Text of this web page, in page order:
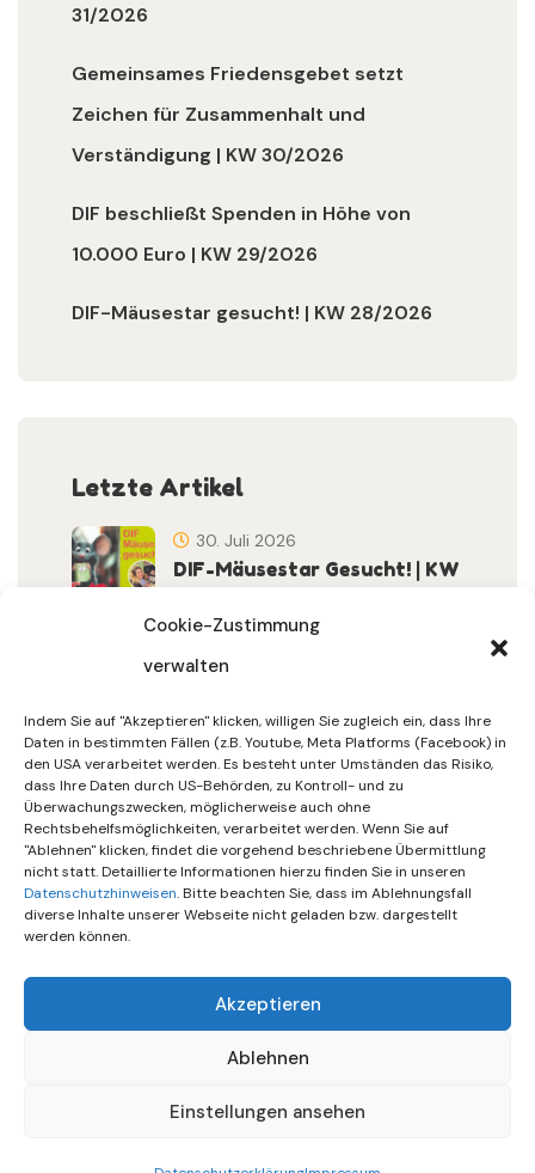
Cookie-Zustimmung
verwalten
Indem Sie auf "Akzeptieren" klicken, willigen Sie zugleich ein, dass Ihre
Daten in bestimmten Fällen (z.B. Youtube, Meta Platforms (Facebook) in
den USA verarbeitet werden. Es besteht unter Umständen das Risiko,
dass Ihre Daten durch US-Behörden, zu Kontroll- und zu
Überwachungszwecken, möglicherweise auch ohne
Rechtsbehelfsmöglichkeiten, verarbeitet werden. Wenn Sie auf
"Ablehnen" klicken, findet die vorgehend beschriebene Übermittlung
nicht statt. Detaillierte Informationen hierzu finden Sie in unseren
Datenschutzhinweisen. Bitte beachten Sie, dass im Ablehnungsfall
diverse Inhalte unserer Webseite nicht geladen bzw. dargestellt
werden können.
Akzeptieren
Ablehnen
Einstellungen ansehen
31/2026
Gemeinsames Friedensgebet setzt
Zeichen für Zusammenhalt und
Verständigung | KW 30/2026
DIF beschließt Spenden in Höhe von
10.000 Euro | KW 29/2026
DIF-Mäusestar gesucht! | KW 28/2026
Letzte Artikel
DIF-Mäusestar Gesucht! | KW
30. Juli 2026
Sommerferien | KW 31/…
30. Juli 2026
Gemeinsames Friedensgebet
Setzt Zeichen …
15. Juli 2026